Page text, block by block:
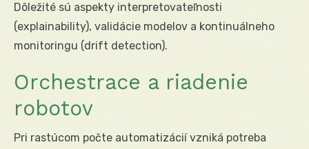
Dôležité sú aspekty interpretovateľnosti
(explainability), validácie modelov a kontinuálneho
monitoringu (drift detection).
Orchestrace a riadenie
robotov
Pri rastúcom počte automatizácií vzniká potreba